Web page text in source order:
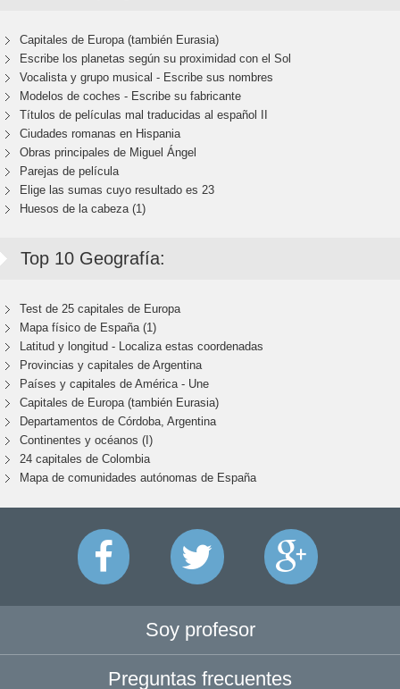
Capitales de Europa (también Eurasia)
Escribe los planetas según su proximidad con el Sol
Vocalista y grupo musical - Escribe sus nombres
Modelos de coches - Escribe su fabricante
Títulos de películas mal traducidas al español II
Ciudades romanas en Hispania
Obras principales de Miguel Ángel
Parejas de película
Elige las sumas cuyo resultado es 23
Huesos de la cabeza (1)
Top 10 Geografía:
Test de 25 capitales de Europa
Mapa físico de España (1)
Latitud y longitud - Localiza estas coordenadas
Provincias y capitales de Argentina
Países y capitales de América - Une
Capitales de Europa (también Eurasia)
Departamentos de Córdoba, Argentina
Continentes y océanos (I)
24 capitales de Colombia
Mapa de comunidades autónomas de España
Soy profesor
Preguntas frecuentes